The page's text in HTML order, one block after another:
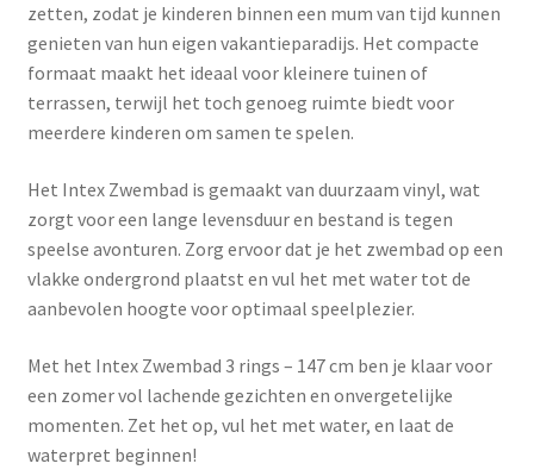
zetten, zodat je kinderen binnen een mum van tijd kunnen
genieten van hun eigen vakantieparadijs. Het compacte
formaat maakt het ideaal voor kleinere tuinen of
terrassen, terwijl het toch genoeg ruimte biedt voor
meerdere kinderen om samen te spelen.
Het Intex Zwembad is gemaakt van duurzaam vinyl, wat
zorgt voor een lange levensduur en bestand is tegen
speelse avonturen. Zorg ervoor dat je het zwembad op een
vlakke ondergrond plaatst en vul het met water tot de
aanbevolen hoogte voor optimaal speelplezier.
Met het Intex Zwembad 3 rings – 147 cm ben je klaar voor
een zomer vol lachende gezichten en onvergetelijke
momenten. Zet het op, vul het met water, en laat de
waterpret beginnen!